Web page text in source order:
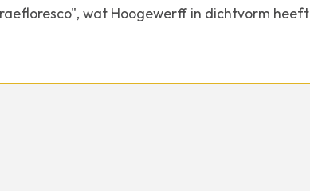
, wat Hoogewerff in dichtvorm heeft